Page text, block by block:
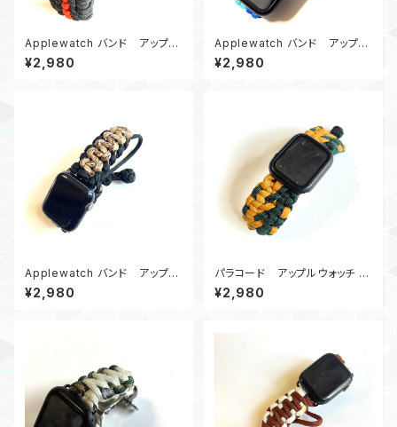
Applewatch バンド アップル
ウォッチバンド44_パラコード_B
E_グレーオレンジ
¥2,980
Applewatch バンド アップル
ウォッチ バンド44_KC_青ターコ
イズブルー
¥2,980
Applewatch バンド アップル
ウォッチ バンド44_AirflowCo
mbat_デザートカモ黒
¥2,980
パラコード アップルウォッチ バ
ンド44_DoubleWide_カーキ
緑 Apple watch
¥2,980